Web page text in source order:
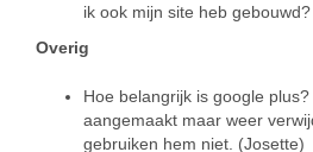
ik ook mijn site heb
Overig
Hoe belangrijk is google
aangemaakt maar weer
gebruiken hem niet. (Josette)